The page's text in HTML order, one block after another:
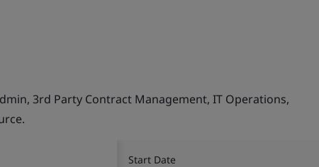
3rd Party Contract Management, IT Operations,
Start Date